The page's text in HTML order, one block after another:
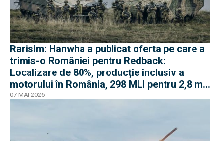
Rarisim: Hanwha a publicat oferta pe care a
trimis-o României pentru Redback:
Localizare de 80%, producție inclusiv a
motorului în România, 298 MLI pentru 2,8 mil.
euro
07 MAI 2026